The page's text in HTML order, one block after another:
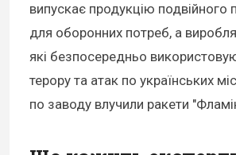
випускає продукцію подвійного
для оборонних потреб, а
які безпосередньо
терору та атак по українських
по заводу влучили ракети